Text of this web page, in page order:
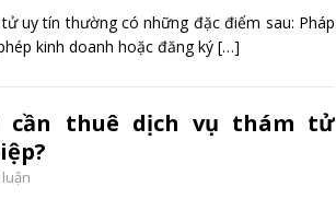
uy tín thường có những đặc điểm sau: Pháp
kinh doanh hoặc đăng ký […]
cần thuê dịch vụ thám tử